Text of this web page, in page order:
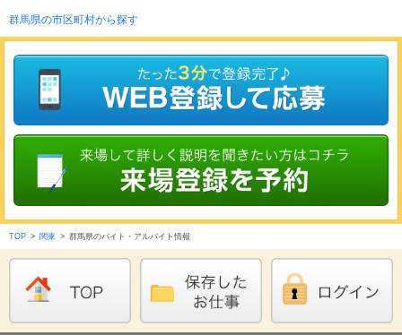
群馬県の市区町村から探す
TOP > 関東 > 群馬県のバイト・アルバイト情報